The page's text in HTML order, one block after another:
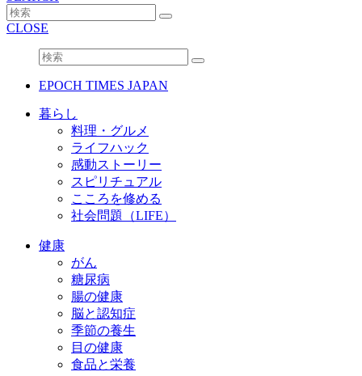
CLOSE
EPOCH TIMES JAPAN
暮らし
料理・グルメ
ライフハック
感動ストーリー
スピリチュアル
こころを修める
社会問題（LIFE）
健康
がん
糖尿病
腸の健康
脳と認知症
季節の養生
目の健康
食品と栄養